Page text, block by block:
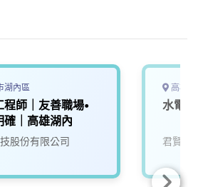
n
k
湖內區
程師｜友善職場•
確｜高雄湖內
股份有限公司
高雄
水電
君賢水